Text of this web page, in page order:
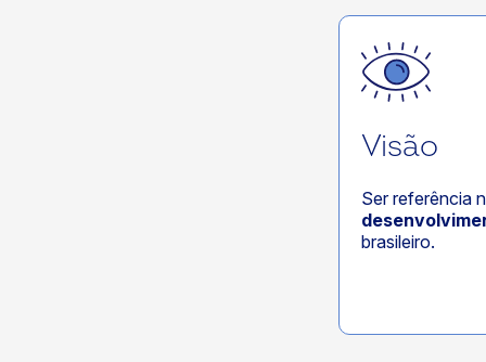
Visão
Ser referência
brasileiro.